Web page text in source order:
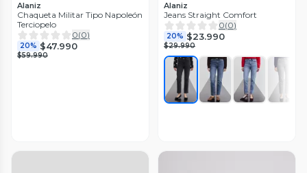
Alaniz
Chaqueta Militar Tipo Napoleón
Terciopelo
0(0)
20% $47.990
$59.990
Alaniz
Jeans Straight Comfort
0(0)
20% $23.990
$29.990